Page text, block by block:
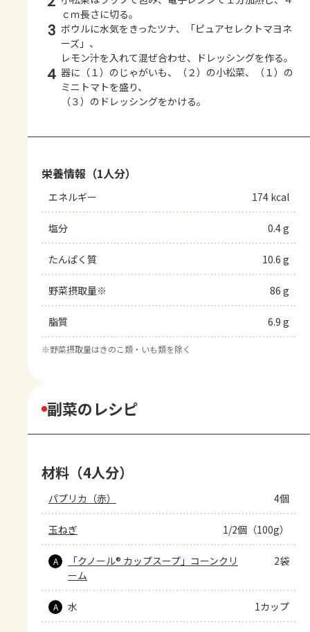
ｃｍ長さに切る。
3 ボウルに水気をきったツナ、「ピュアセレクトマヨネ
ーズ」、
レモン汁を入れて混ぜ合わせ、ドレッシングを作る。
4 器に（１）のじゃがいも、（２）の小松菜、（１）の
ミニトマトを盛り、
（３）のドレッシングをかける。
栄養情報（1人分）
エネルギー 174 kcal
塩分 0.4 g
たんぱく質 10.6 g
野菜摂取量※ 86 g
脂質 6.9 g
※野菜摂取量はきのこ類・いも類を除く
副菜のレシピ
材料（4人分）
パプリカ（赤） 4個
玉ねぎ 1/2個（100g）
A
「クノール® カップスープ」コーンクリ
ーム
2袋
A 水 1カップ